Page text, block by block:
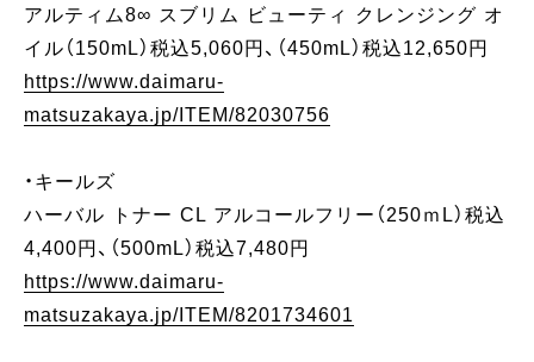
アルティム8∞ スブリム ビューティ クレンジング オ
イル（150mL）税込5,060円、（450mL）税込12,650円
https://www.daimaru-
matsuzakaya.jp/ITEM/82030756
・キールズ
ハーバル トナー CL アルコールフリー（250ｍL）税込
4,400円、（500mL）税込7,480円
https://www.daimaru-
matsuzakaya.jp/ITEM/8201734601